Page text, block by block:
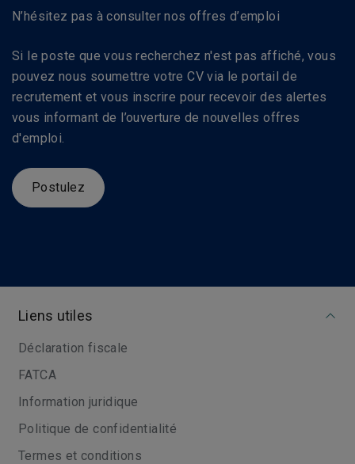
N’hésitez pas à consulter nos offres d’emploi
Si le poste que vous recherchez n'est pas affiché, vous
pouvez nous soumettre votre CV via le portail de
recrutement et vous inscrire pour recevoir des alertes
vous informant de l’ouverture de nouvelles offres
d'emploi.
Postulez
Liens utiles
Déclaration fiscale
FATCA
Information juridique
Politique de confidentialité
Termes et conditions